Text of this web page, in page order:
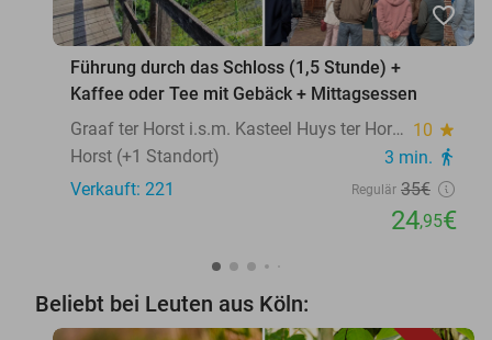
favorite_border
Führung durch das Schloss (1,5 Stunde) +
Kaffee oder Tee mit Gebäck + Mittagsessen
Graaf ter Horst i.s.m. Kasteel Huys ter Horst 10 star
Horst (+1 Standort) 3 min. directions_walk
Verkauft: 221 Regulär 35€
24,95€
Beliebt bei Leuten aus Köln: